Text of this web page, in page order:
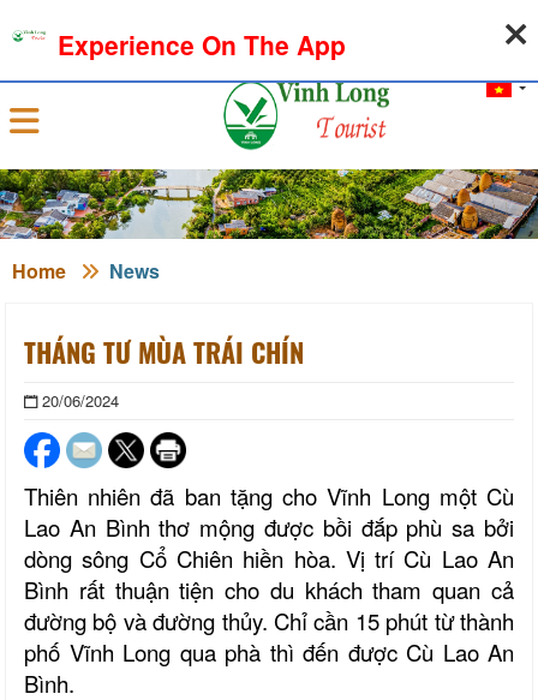
Sign in
Home News
THÁNG TƯ MÙA TRÁI CHÍN
20/06/2024
Thiên nhiên đã ban tặng cho Vĩnh Long một Cù
Lao An Bình thơ mộng được bồi đắp phù sa bởi
dòng sông Cổ Chiên hiền hòa. Vị trí Cù Lao An
Bình rất thuận tiện cho du khách tham quan cả
đường bộ và đường thủy. Chỉ cần 15 phút từ thành
phố Vĩnh Long qua phà thì đến được Cù Lao An
Bình.
Experience On The App